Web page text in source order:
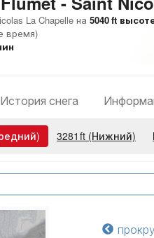
La Chapelle на 5040ft
время)
История снега
3281 ft (Нижний)